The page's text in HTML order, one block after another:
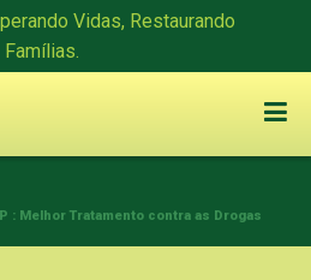
Vidas, Restaurando
Famílias.
: Melhor Tratamento contra as Drogas